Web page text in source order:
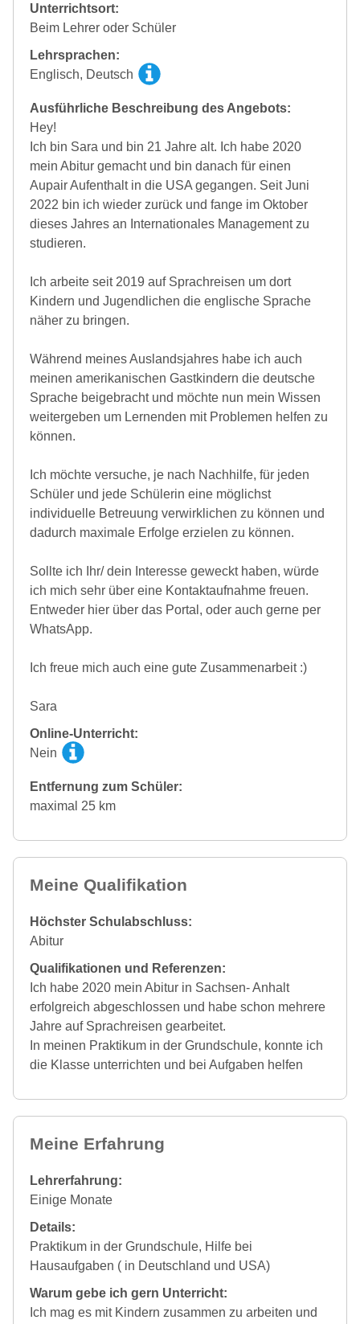
Unterrichtsort:
Beim Lehrer oder Schüler
Lehrsprachen:
Englisch, Deutsch
Ausführliche Beschreibung des Angebots:
Hey!
Ich bin Sara und bin 21 Jahre alt. Ich habe 2020
mein Abitur gemacht und bin danach für einen
Aupair Aufenthalt in die USA gegangen. Seit Juni
2022 bin ich wieder zurück und fange im Oktober
dieses Jahres an Internationales Management zu
studieren.
Ich arbeite seit 2019 auf Sprachreisen um dort
Kindern und Jugendlichen die englische Sprache
näher zu bringen.
Während meines Auslandsjahres habe ich auch
meinen amerikanischen Gastkindern die deutsche
Sprache beigebracht und möchte nun mein Wissen
weitergeben um Lernenden mit Problemen helfen zu
können.
Ich möchte versuche, je nach Nachhilfe, für jeden
Schüler und jede Schülerin eine möglichst
individuelle Betreuung verwirklichen zu können und
dadurch maximale Erfolge erzielen zu können.
Sollte ich Ihr/ dein Interesse geweckt haben, würde
ich mich sehr über eine Kontaktaufnahme freuen.
Entweder hier über das Portal, oder auch gerne per
WhatsApp.
Ich freue mich auch eine gute Zusammenarbeit :)
Sara
Online-Unterricht:
Nein
Entfernung zum Schüler:
maximal 25 km
Meine Qualifikation
Höchster Schulabschluss:
Abitur
Qualifikationen und Referenzen:
Ich habe 2020 mein Abitur in Sachsen- Anhalt
erfolgreich abgeschlossen und habe schon mehrere
Jahre auf Sprachreisen gearbeitet.
In meinen Praktikum in der Grundschule, konnte ich
die Klasse unterrichten und bei Aufgaben helfen
Meine Erfahrung
Lehrerfahrung:
Einige Monate
Details:
Praktikum in der Grundschule, Hilfe bei
Hausaufgaben ( in Deutschland und USA)
Warum gebe ich gern Unterricht:
Ich mag es mit Kindern zusammen zu arbeiten und